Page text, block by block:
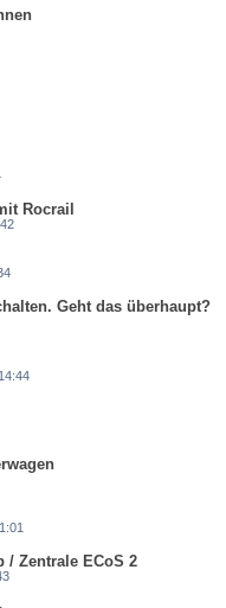
Rocrail
Geht das überhaupt?
/ Zentrale ECoS 2